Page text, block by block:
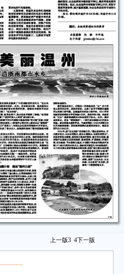
上一版3 4下一版